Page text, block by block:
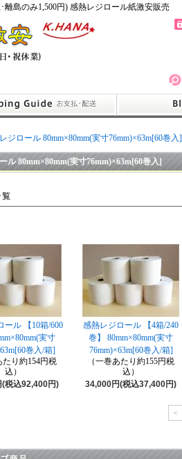
島のみ1,500円) 感熱レジロール紙激安販売
ジロール 80mm×80mm(実寸76mm)×63m[60巻入]
ル 80mm×80mm(実寸76mm)×63m[60巻入]
ール 【10箱/600
実寸
巻入/箱]
たり約154円税
込）
税込92,400円)
感熱レジロール 【4箱/240
巻】 80mm×80mm(実寸
76mm)×63m[60巻入/箱]
（一巻あたり約155円税
込）
34,000円(税込37,400円)
<